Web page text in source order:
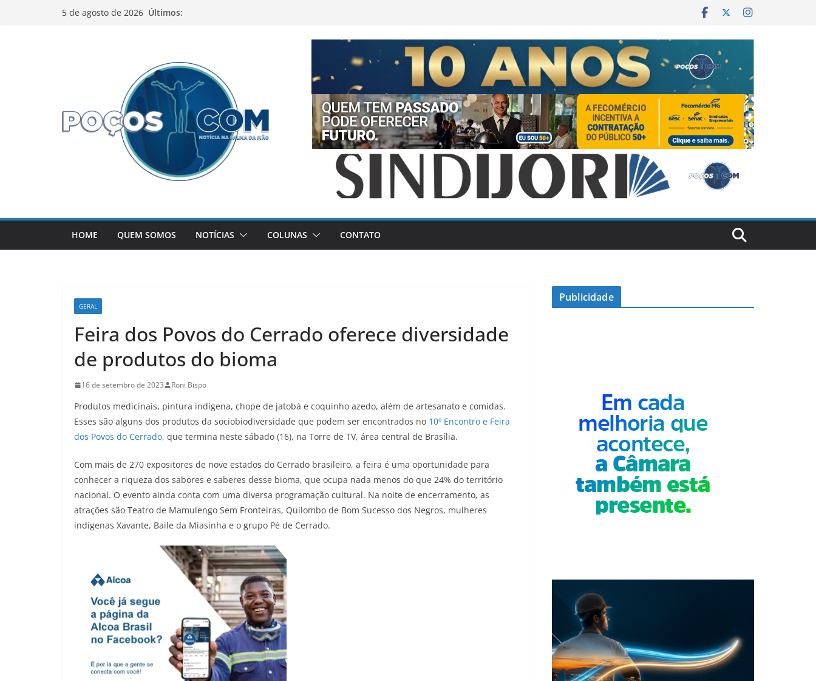
5 de agosto de 2026 Últimos:
HOME QUEM SOMOS NOTÍCIAS COLUNAS CONTATO
GERAL
Feira dos Povos do Cerrado oferece diversidade
de produtos do bioma
16 de setembro de 2023 Roni Bispo
Produtos medicinais, pintura indígena, chope de jatobá e coquinho azedo, além de artesanato e comidas.
Esses são alguns dos produtos da sociobiodiversidade que podem ser encontrados no 10º Encontro e Feira
dos Povos do Cerrado, que termina neste sábado (16), na Torre de TV, área central de Brasília.
Com mais de 270 expositores de nove estados do Cerrado brasileiro, a feira é uma oportunidade para
conhecer a riqueza dos sabores e saberes desse bioma, que ocupa nada menos do que 24% do território
nacional. O evento ainda conta com uma diversa programação cultural. Na noite de encerramento, as
atrações são Teatro de Mamulengo Sem Fronteiras, Quilombo de Bom Sucesso dos Negros, mulheres
indígenas Xavante, Baile da Miasinha e o grupo Pé de Cerrado.
Publicidade